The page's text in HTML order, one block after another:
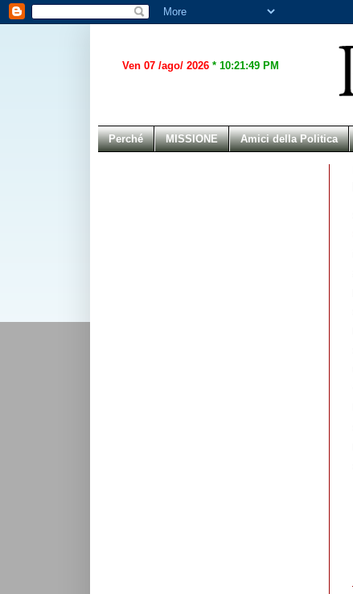
Ven 07 /ago/ 2026 * 10:21:49 PM
Perché MISSIONE Amici della Politica